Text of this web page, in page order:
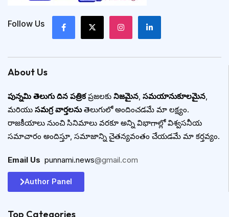
Follow Us
About Us
పున్నమి తెలుగు దిన పత్రికప్రజలకు నిజమైన, సమయానుకూలమైన,
మరియు సమగ్ర వార్తలనుతెలుగులో అందించడమే మా లక్ష్యం.
రాజకీయాలు నుంచి సినిమాలు వరకూ అన్ని విభాగాల్లో విశ్వసనీయ
సమాచారం అందిస్తూ, సమాజాన్ని చైతన్యవంతం చేయడమే మా కర్తవ్యం.
Email Us punnami.news@gmail.com
Author Panel
Top Categories​